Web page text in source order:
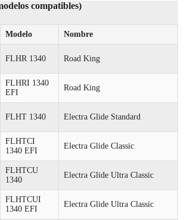
compatibles)
Modelo Nombre
FLHR 1340 Road King
FLHRI 1340
EFI
Road King
FLHT 1340 Electra Glide Standard
FLHTCI
1340 EFI
Electra Glide Classic
FLHTCU
1340
Electra Glide Ultra Classic
FLHTCUI
1340 EFI
Electra Glide Ultra Classic